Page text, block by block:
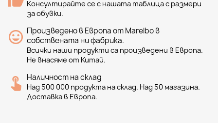
Консултирайте се с нашата таблица с размери
за обувки.
Произведено в Европа от Marelbo в
собствената ни фабрика.
Всички наши продукти са произведени в Европа.
Не внасяме от Китай.
Наличност на склад
Над 500 000 продукта на склад. Над 50 магазина.
Доставка в Европа.